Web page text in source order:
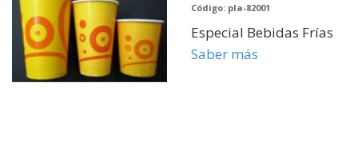
Código: pla-82001
Especial Bebidas Frías
Saber más